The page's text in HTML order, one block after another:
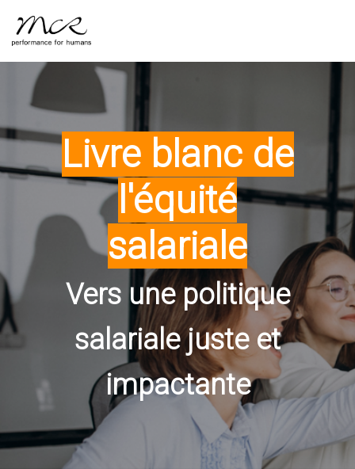
Livre blanc de
l'équité
salariale
Vers une politique
salariale juste et
impactante